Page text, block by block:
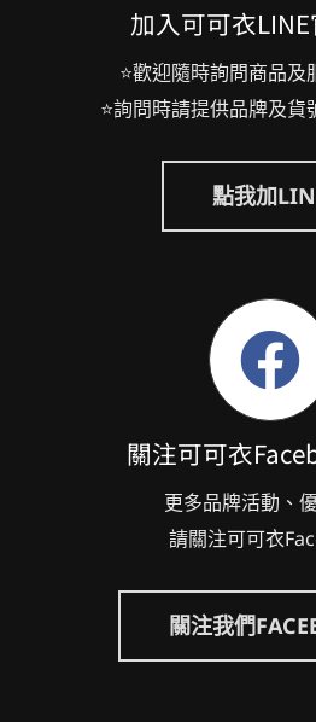
加入可可衣
⭐歡迎隨時詢問商品及
⭐詢問時請提供品牌及貨
點我加
關注可可衣
更多品牌活動、
請關注可可衣
關注我們